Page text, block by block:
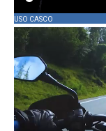
USO CASCO